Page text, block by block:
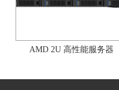
AMD 2U 高性能服务器